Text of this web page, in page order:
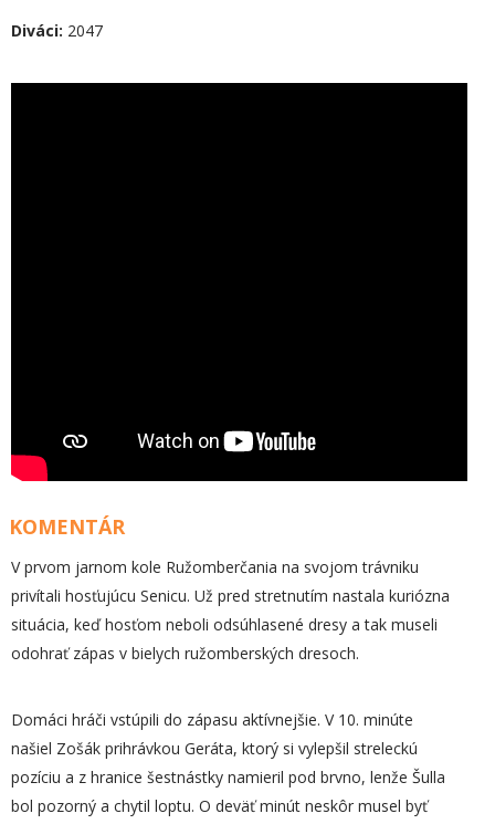
Diváci: 2047
KOMENTÁR
V prvom jarnom kole Ružomberčania na svojom trávniku
privítali hosťujúcu Senicu. Už pred stretnutím nastala kuriózna
situácia, keď hosťom neboli odsúhlasené dresy a tak museli
odohrať zápas v bielych ružomberských dresoch.
Domáci hráči vstúpili do zápasu aktívnejšie. V 10. minúte
našiel Zošák prihrávkou Geráta, ktorý si vylepšil streleckú
pozíciu a z hranice šestnástky namieril pod brvno, lenže Šulla
bol pozorný a chytil loptu. O deväť minút neskôr musel byť